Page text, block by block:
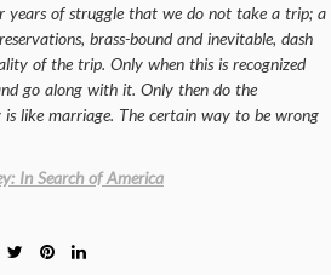
years of struggle that we do not take a trip; a
brass-bound and inevitable, dash
of the trip. Only when this is recognized
go along with it. Only then do the
like marriage. The certain way to be wrong
In Search of America